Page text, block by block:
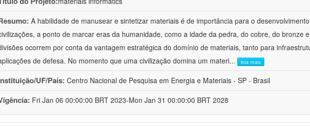
A habilidade de manusear e sintetizar materiais é de importância para o
a ponto de marcar eras da humanidade, como a idade da pedra, do cobre, do bronze
ocorrem por conta da vantagem estratégica do domínio de materiais, tanto para
de defesa. No momento que uma civilização domina um materi... leia mais
UF/País: Centro Nacional de Pesquisa em Energia e Materiais - SP - Brasil
Fri Jan 06 00:00:00 BRT 2023-Mon Jan 31 00:00:00 BRT 2028